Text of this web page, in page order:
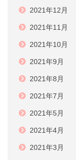
2021年12月
2021年11月
2021年10月
2021年9月
2021年8月
2021年7月
2021年5月
2021年4月
2021年3月